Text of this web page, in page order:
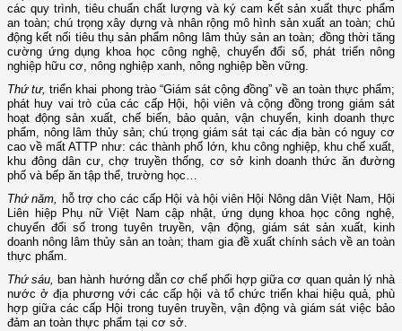
các quy trình, tiêu chuẩn chất lượng và ký cam kết sản xuất thực phẩm
an toàn; chú trọng xây dựng và nhân rộng mô hình sản xuất an toàn; chủ
động kết nối tiêu thụ sản phẩm nông lâm thủy sản an toàn; đồng thời tăng
cường ứng dụng khoa học công nghệ, chuyển đổi số, phát triển nông
nghiệp hữu cơ, nông nghiệp xanh, nông nghiệp bền vững.
Thứ tư, triển khai phong trào “Giám sát cộng đồng” về an toàn thực phẩm;
phát huy vai trò của các cấp Hội, hội viên và cộng đồng trong giám sát
hoạt động sản xuất, chế biến, bảo quản, vận chuyển, kinh doanh thực
phẩm, nông lâm thủy sản; chú trọng giám sát tại các địa bàn có nguy cơ
cao về mất ATTP như: các thành phố lớn, khu công nghiệp, khu chế xuất,
khu đông dân cư, chợ truyền thống, cơ sở kinh doanh thức ăn đường
phố và bếp ăn tập thể, trường học…
Thứ năm, hỗ trợ cho các cấp Hội và hội viên Hội Nông dân Việt Nam, Hội
Liên hiệp Phụ nữ Việt Nam cập nhật, ứng dụng khoa học công nghệ,
chuyển đổi số trong tuyên truyền, vận động, giám sát sản xuất, kinh
doanh nông lâm thủy sản an toàn; tham gia đề xuất chính sách về an toàn
thực phẩm.
Thứ sáu, ban hành hướng dẫn cơ chế phối hợp giữa cơ quan quản lý nhà
nước ở địa phương với các cấp hội và tổ chức triển khai hiệu quả, phù
hợp giữa các cấp Hội trong tuyên truyền, vận động và giám sát việc bảo
đảm an toàn thực phẩm tại cơ sở.